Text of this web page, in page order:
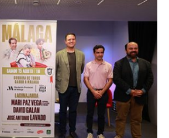
concurso de ganaderías. Los carteles
La Machamona, Chamaco,
Adrián Centenera, Tomás González
septiembre -. Corrida de toros desafío
Valdellán y Juan Luis Fraile para Pérez
y José Carlos Venegas. 20 de
de toros desafío ganadero con
y Partido de Resina para Fermín
y Gómez del Pilar. 27 de
toros concurso de ganaderías. Toros